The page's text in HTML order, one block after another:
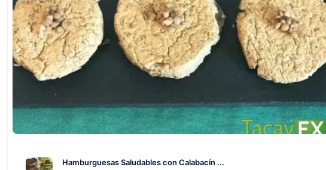
Hamburguesas Saludables con Calabacín ...